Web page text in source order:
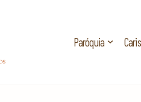
Paróquia